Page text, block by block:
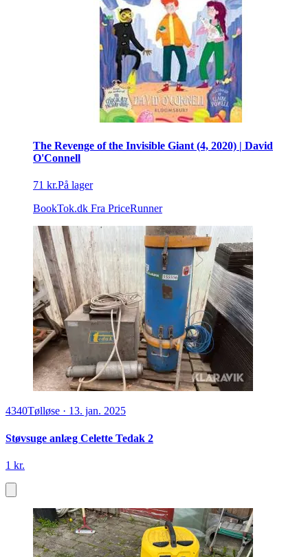
The Revenge of the Invisible Giant (4, 2020) | David
O'Connell
71 kr.På lager
BookTok.dk Fra PriceRunner
4340Tølløse · 13. jan. 2025
Støvsuge anlæg Celette Tedak 2
1 kr.